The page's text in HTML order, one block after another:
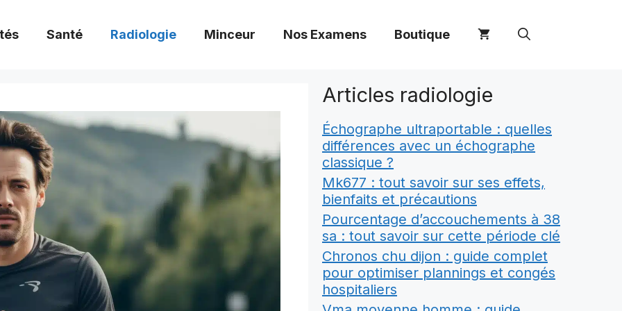
Santé Radiologie Minceur Nos Examens Boutique
Articles radiologie
Échographe ultraportable : quelles
différences avec un échographe
classique ?
Mk677 : tout savoir sur ses effets,
bienfaits et précautions
Pourcentage d’accouchements à 38
sa : tout savoir sur cette période clé
Chronos chu dijon : guide complet
pour optimiser plannings et congés
hospitaliers